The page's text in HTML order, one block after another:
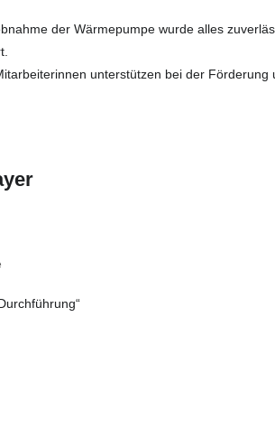
der Wärmepumpe wurde alles
unterstützen bei der Förderung